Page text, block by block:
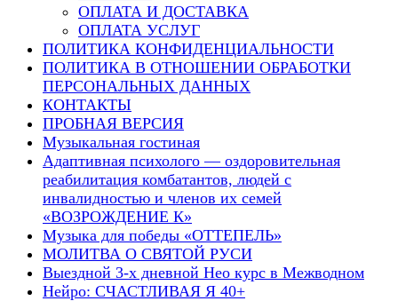
ОПЛАТА И ДОСТАВКА
ОПЛАТА УСЛУГ
ПОЛИТИКА КОНФИДЕНЦИАЛЬНОСТИ
ПОЛИТИКА В ОТНОШЕНИИ ОБРАБОТКИ
ПЕРСОНАЛЬНЫХ ДАННЫХ
КОНТАКТЫ
ПРОБНАЯ ВЕРСИЯ
Музыкальная гостиная
Адаптивная психолого — оздоровительная
реабилитация комбатантов, людей с
инвалидностью и членов их семей
«ВОЗРОЖДЕНИЕ К»
Музыка для победы «ОТТЕПЕЛЬ»
МОЛИТВА О СВЯТОЙ РУСИ
Выездной 3-х дневной Нео курс в Межводном
Нейро: СЧАСТЛИВАЯ Я 40+